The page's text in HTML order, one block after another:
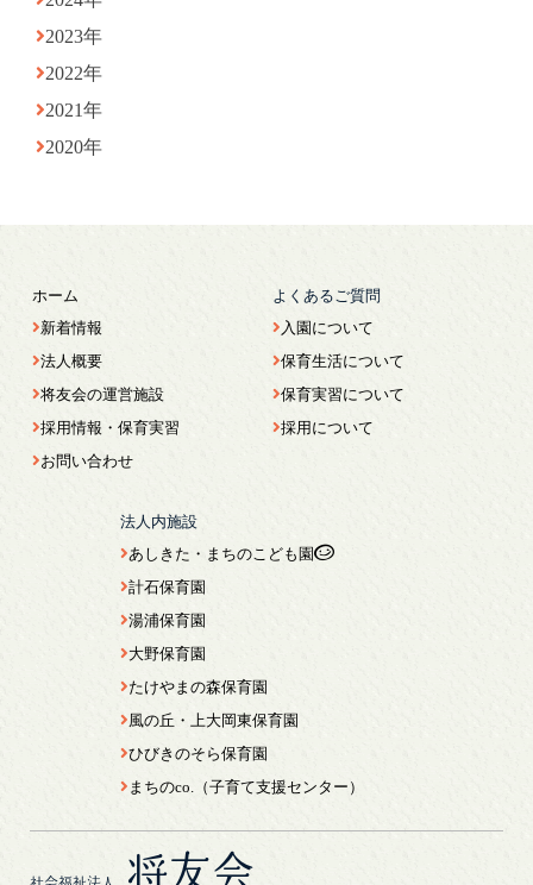
2023年
2022年
2021年
2020年
ホーム
新着情報
法人概要
将友会の運営施設
採用情報・保育実習
お問い合わせ
よくあるご質問
入園について
保育生活について
保育実習について
採用について
法人内施設
あしきた・まちのこども園
計石保育園
湯浦保育園
大野保育園
たけやまの森保育園
風の丘・上大岡東保育園
ひびきのそら保育園
まちのco.（子育て支援センター）